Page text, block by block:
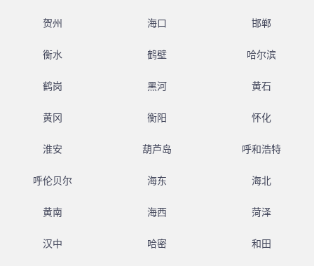
贺州 海口 邯郸
衡水 鹤壁 哈尔滨
鹤岗 黑河 黄石
黄冈 衡阳 怀化
淮安 葫芦岛 呼和浩特
呼伦贝尔 海东 海北
黄南 海西 菏泽
汉中 哈密 和田